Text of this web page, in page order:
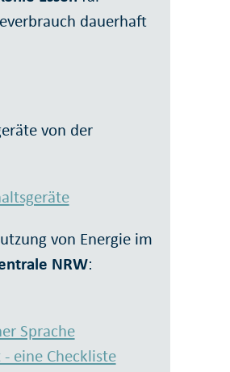
dauerhaft
von der
von Energie im
NRW:
Sprache
eine Checkliste